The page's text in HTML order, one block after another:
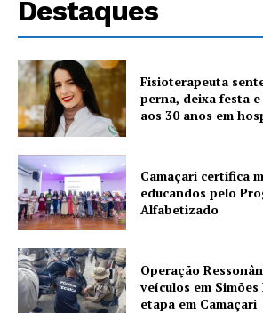
Destaques
Fisioterapeuta
perna, deixa festa
aos 30 anos em
Camaçari certifica
educandos pelo
Alfabetizado
Operação
veículos em
etapa em Camaçari